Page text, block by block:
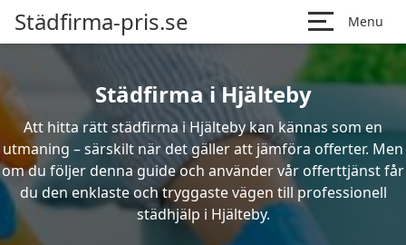
Städfirma-pris.se Menu
Städfirma i Hjälteby
Att hitta rätt städfirma i Hjälteby kan kännas som en
utmaning – särskilt när det gäller att jämföra offerter. Men
om du följer denna guide och använder vår offerttjänst får
du den enklaste och tryggaste vägen till professionell
städhjälp i Hjälteby.